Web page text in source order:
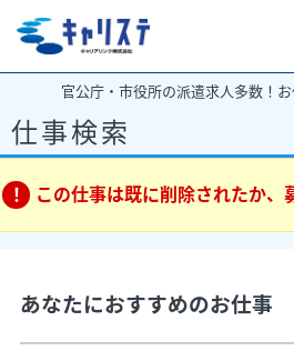
官公庁・市役所の派遣求人多数！
仕事検索
この仕事は既に削除されたか、
あなたにおすすめのお仕事